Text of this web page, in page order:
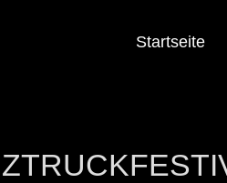
Startseite